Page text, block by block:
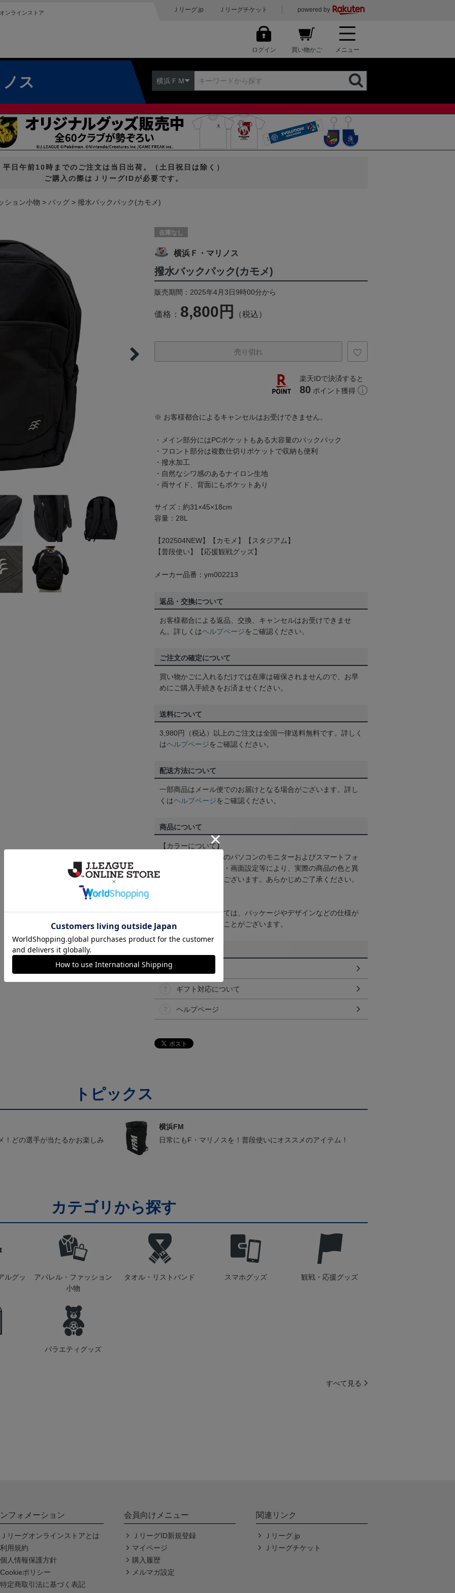
ンラインストア Ｊリーグ.jp Ｊリーグチケット powered by
ログイン 買い物かご メニュー
ス 横浜ＦＭ
平日午前10時までのご注文は当日出荷。（土日祝日は除く）
ご購入の際はＪリーグIDが必要です。
ション小物 バッグ 撥水バックパック(カモメ)
在庫なし
横浜Ｆ・マリノス
撥水バックパック(カモメ)
販売期間：2025年4月3日9時00分から
価格： 8,800円 （税込）
売り切れ
楽天IDで決済すると
80 ポイント獲得
※ お客様都合によるキャンセルはお受けできません。
・メイン部分にはPCポケットもある大容量のバックパック
・フロント部分は複数仕切りポケットで収納も便利
・撥水加工
・自然なシワ感のあるナイロン生地
・両サイド、背面にもポケットあり
サイズ：約31×45×18cm
容量：28L
【202504NEW】【カモメ】【スタジアム】
【普段使い】【応援観戦グッズ】
メーカー品番：ym002213
返品・交換について
お客様都合による返品、交換、キャンセルはお受けできませ
ん。詳しくはヘルプページをご確認ください。
ご注文の確定について
買い物かごに入れるだけでは在庫は確保されませんので、お早
めにご購入手続きをお済ませください。
送料について
3,980円（税込）以上のご注文は全国一律送料無料です。詳しく
はヘルプページをご確認ください。
配送方法について
一部商品はメール便でのお届けとなる場合がございます。詳し
くはヘルプページをご確認ください。
商品について
【カラーについて】
商品画像は、お使いのパソコンのモニターおよびスマートフォ
ンのメーカー・機種・画面設定等により、実際の商品の色と異
なって見える場合がございます。あらかじめご了承ください。
取り扱い商品によっては、パッケージやデザインなどの仕様が
予告なく変更になることがございます。
ギフト対応について
ヘルプページ
トピックス
！どの選手が当たるかお楽しみ
横浜FM
日常にもF・マリノスを！普段使いにオススメのアイテム！
カテゴリから探す
ルグッ
アパレル・ファッション
小物
タオル・リストバンド スマホグッズ 観戦・応援グッズ
バラエティグッズ
すべて見る
フォメーション
Ｊリーグオンラインストアとは
利用規約
個人情報保護方針
Cookieポリシー
特定商取引法に基づく表記
会員向けメニュー
ＪリーグID新規登録
マイページ
購入履歴
メルマガ設定
関連リンク
Ｊリーグ.jp
Ｊリーグチケット